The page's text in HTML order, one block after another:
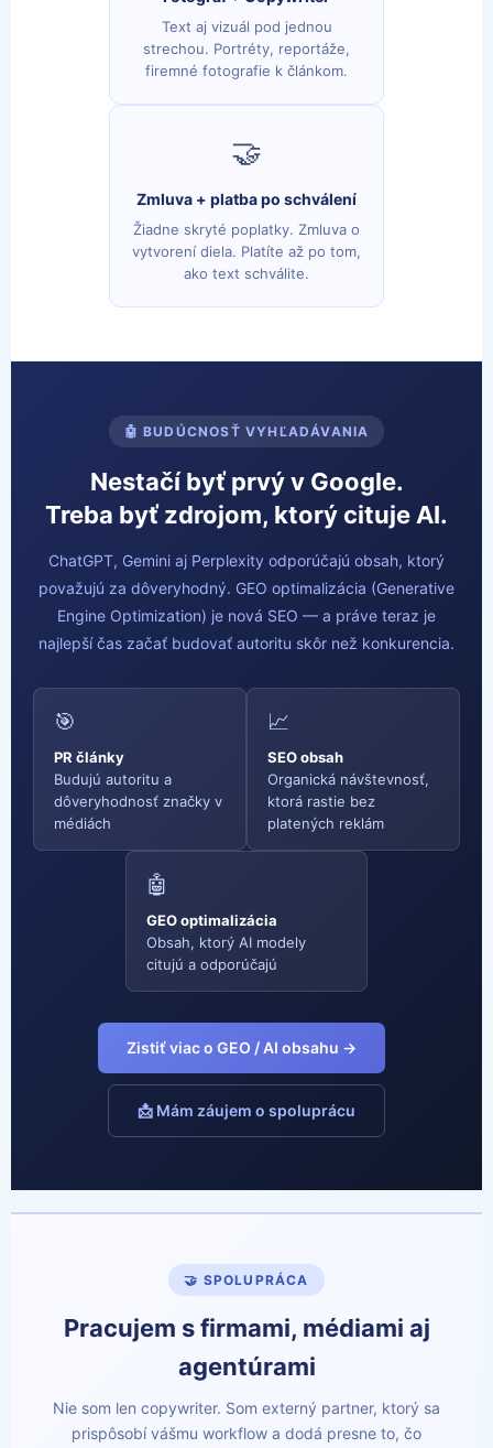
Text aj vizuál pod jednou
strechou. Portréty, reportáže,
firemné fotografie k článkom.
🤝
Zmluva + platba po schválení
Žiadne skryté poplatky. Zmluva o
vytvorení diela. Platíte až po tom,
ako text schválite.
🤖 BUDÚCNOSŤ VYHĽADÁVANIA
Nestačí byť prvý v Google.
Treba byť zdrojom, ktorý cituje AI.
ChatGPT, Gemini aj Perplexity odporúčajú obsah, ktorý
považujú za dôveryhodný. GEO optimalizácia (Generative
Engine Optimization) je nová SEO — a práve teraz je
najlepší čas začať budovať autoritu skôr než konkurencia.
🎯
PR články
Budujú autoritu a
dôveryhodnosť značky v
médiách
📈
SEO obsah
Organická návštevnosť,
ktorá rastie bez
platených reklám
🤖
GEO optimalizácia
Obsah, ktorý AI modely
citujú a odporúčajú
Zistiť viac o GEO / AI obsahu →
📩 Mám záujem o spoluprácu
🤝 SPOLUPRÁCA
Pracujem s firmami, médiami aj
agentúrami
Nie som len copywriter. Som externý partner, ktorý sa
prispôsobí vášmu workflow a dodá presne to, čo